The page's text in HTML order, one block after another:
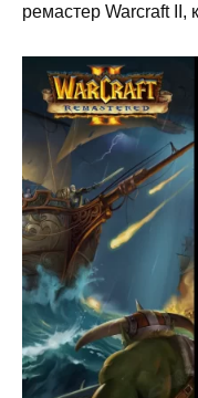
ремастер Warcraft II,